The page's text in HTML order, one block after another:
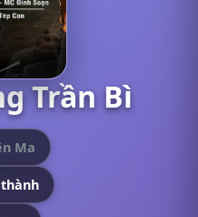
Trần Bì
Ma